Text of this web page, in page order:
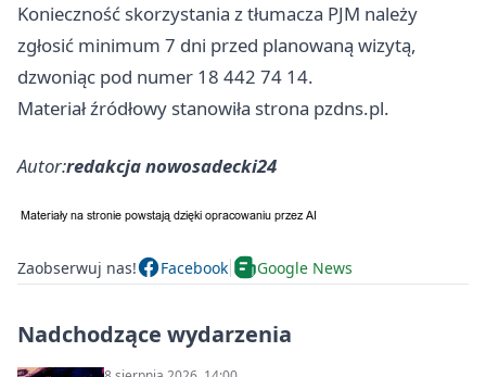
Konieczność skorzystania z tłumacza PJM należy
zgłosić minimum 7 dni przed planowaną wizytą,
dzwoniąc pod numer 18 442 74 14.
Materiał źródłowy stanowiła strona pzdns.pl.
Autor:redakcja nowosadecki24
Zaobserwuj nas! Facebook Google News
Nadchodzące wydarzenia